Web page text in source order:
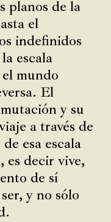
planos de la
el
indefinidos
escala
mundo
El
y su
a través de
esa escala
es decir vive,
de sí
y no sólo